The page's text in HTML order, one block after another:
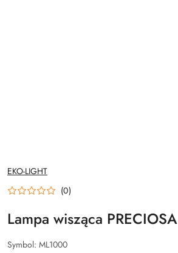
NAZWA
PRODUCENTA:
EKO-LIGHT
(0)
Lampa wisząca
Symbol: ML1000